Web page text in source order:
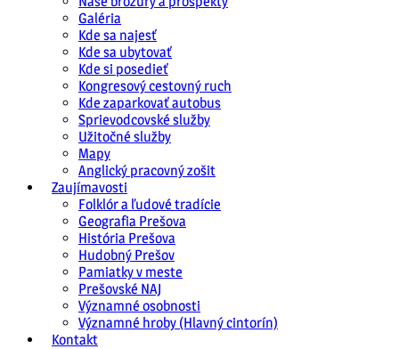
Galéria
Kde sa najesť
Kde sa ubytovať
Kde si posedieť
Kongresový cestovný ruch
Kde zaparkovať autobus
Sprievodcovské služby
Užitočné služby
Mapy
Anglický pracovný zošit
Zaujímavosti
Folklór a ľudové tradície
Geografia Prešova
História Prešova
Hudobný Prešov
Pamiatky v meste
Prešovské NAJ
Významné osobnosti
Významné hroby (Hlavný cintorín)
Kontakt